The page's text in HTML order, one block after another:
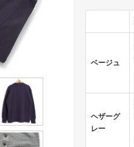
ベージュ
ヘザーグ
レー